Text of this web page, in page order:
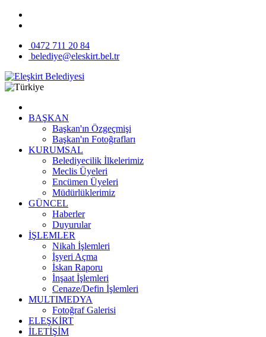
0472 711 20 84
belediye@eleskirt.bel.tr
BAŞKAN
Başkan'ın Özgeçmişi
Başkan'ın Fotoğrafları
KURUMSAL
Belediyecilik İlkelerimiz
Meclis Üyeleri
Encümen Üyeleri
Müdürlüklerimiz
GÜNCEL
Haberler
Duyurular
İŞLEMLER
Nikah İşlemleri
İşyeri Açma
İskan Raporu
İnşaat İşlemleri
Cenaze/Defin İşlemleri
MULTIMEDYA
Fotoğraf Galerisi
ELEŞKİRT
İLETİŞİM